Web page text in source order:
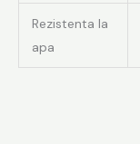
Rezistenta la
apa